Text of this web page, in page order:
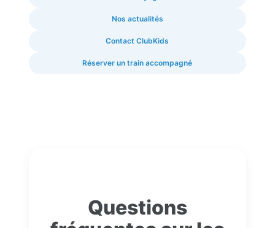
Nos actualités
Contact ClubKids
Réserver un train accompagné
Questions